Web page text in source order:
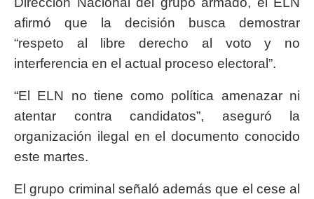
afirmó que la decisión busca demostrar
“respeto al libre derecho al voto y no
interferencia en el actual proceso electoral”.
“El ELN no tiene como política amenazar ni
atentar contra candidatos”, aseguró la
organización ilegal en el documento conocido
este martes.
El grupo criminal señaló además que el cese al